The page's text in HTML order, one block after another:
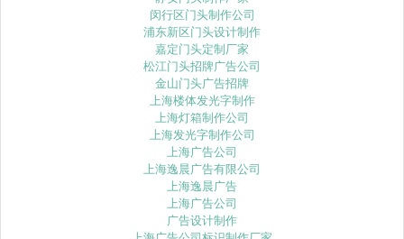
闵行区门头制作公司
浦东新区门头设计制作
嘉定门头定制厂家
松江门头招牌广告公司
金山门头广告招牌
上海楼体发光字制作
上海灯箱制作公司
上海发光字制作公司
上海广告公司
上海逸晨广告有限公司
上海逸晨广告
上海广告公司
广告设计制作